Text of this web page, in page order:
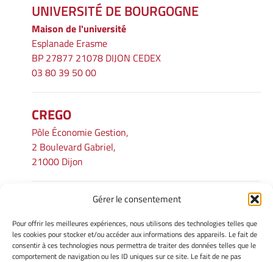
Gérer le consentement
Pour offrir les meilleures expériences, nous utilisons des technologies telles que
les cookies pour stocker et/ou accéder aux informations des appareils. Le fait de
consentir à ces technologies nous permettra de traiter des données telles que le
comportement de navigation ou les ID uniques sur ce site. Le fait de ne pas
UNIVERSITÉ DE BOURGOGNE
Maison de l'université
Esplanade Erasme
BP 27877 21078 DIJON CEDEX
03 80 39 50 00
CREGO
Pôle Économie Gestion,
2 Boulevard Gabriel,
21000 Dijon
INFORMATIONS LÉGALES
Mentions légales
Gérer mes cookies